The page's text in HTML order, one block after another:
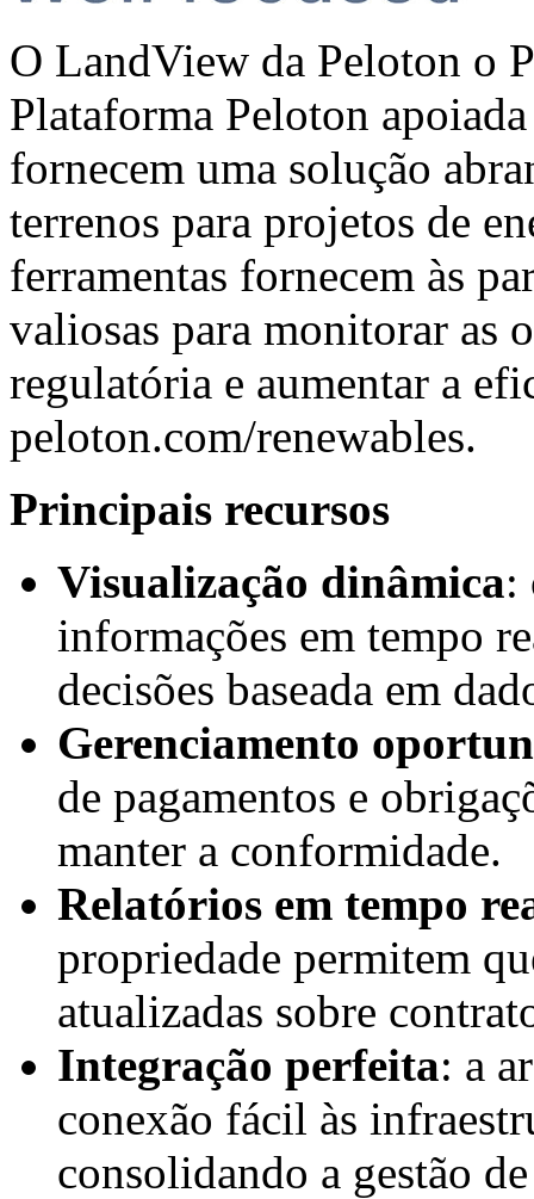
O LandView da Peloton o
Plataforma Peloton
fornecem uma solução
terrenos para projetos de
ferramentas fornecem às
valiosas para monitorar as
regulatória e aumentar a
peloton.com/renewables.
Principais recursos
Visualização dinâmica:
informações em tempo
decisões baseada em
Gerenciamento
de pagamentos e
manter a conformidade.
Relatórios em tempo
propriedade permitem
atualizadas sobre
Integração perfeita: a
conexão fácil às
consolidando a gestão